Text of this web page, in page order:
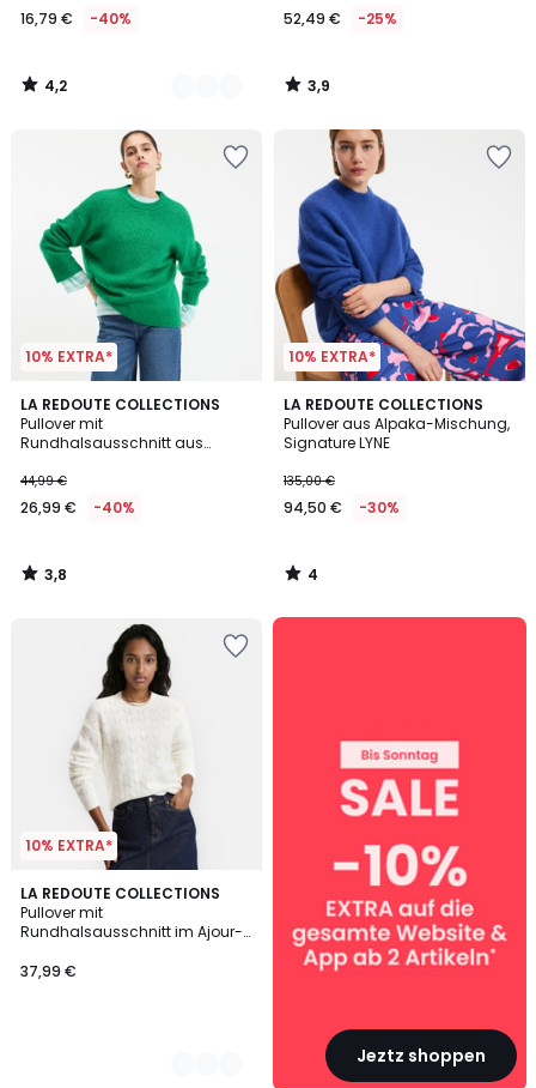
€
27,99
€
angewendet.
16,79 € -40%
4,2
/
52,49 € -25%
3,9
/
10% EXTRA*
LA REDOUTE COLLECTIONS
Pullover mit
Rundhalsausschnitt aus
44,99 €
26,99 € -40%
3,8
/ 5
3,8
/
10% EXTRA*
LA REDOUTE COLLECTIONS
Pullover aus Alpaka-Mischung,
Signature LYNE
135,00 €
94,50 € -30%
4
/
5
4
/
10% EXTRA*
LA REDOUTE COLLECTIONS
Pullover mit
Rundhalsausschnitt im Ajour-
37,99 €
4
Farben
Jeztz shoppen
SALE
Artikeln*